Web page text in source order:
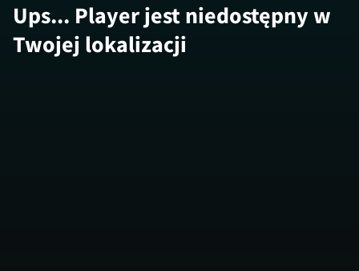
Ups... Player jest niedostępny w
Twojej lokalizacji